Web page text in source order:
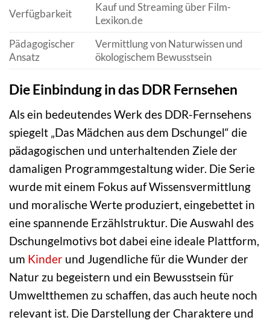
Verfügbarkeit
Kauf und Streaming über Film-
Lexikon.de
Pädagogischer
Ansatz
Vermittlung von Naturwissen und
ökologischem Bewusstsein
Die Einbindung in das DDR Fernsehen
Als ein bedeutendes Werk des DDR-Fernsehens
spiegelt „Das Mädchen aus dem Dschungel“ die
pädagogischen und unterhaltenden Ziele der
damaligen Programmgestaltung wider. Die Serie
wurde mit einem Fokus auf Wissensvermittlung
und moralische Werte produziert, eingebettet in
eine spannende Erzählstruktur. Die Auswahl des
Dschungelmotivs bot dabei eine ideale Plattform,
um Kinder und Jugendliche für die Wunder der
Natur zu begeistern und ein Bewusstsein für
Umweltthemen zu schaffen, das auch heute noch
relevant ist. Die Darstellung der Charaktere und